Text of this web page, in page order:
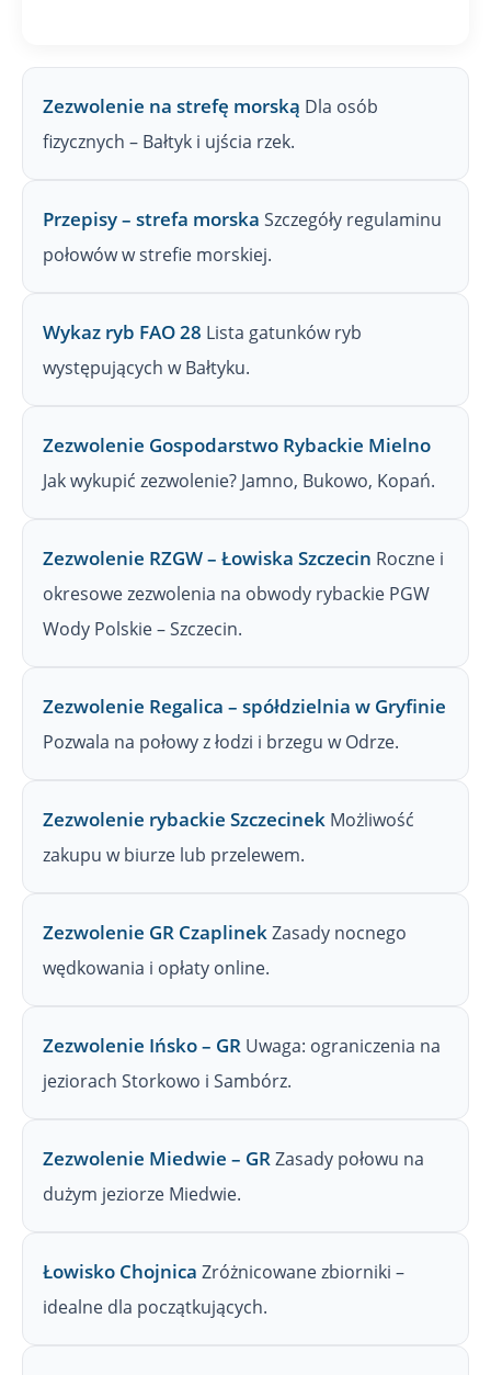
Zezwolenie na strefę morską Dla osób
fizycznych – Bałtyk i ujścia rzek.
Przepisy – strefa morska Szczegóły regulaminu
połowów w strefie morskiej.
Wykaz ryb FAO 28 Lista gatunków ryb
występujących w Bałtyku.
Zezwolenie Gospodarstwo Rybackie Mielno
Jak wykupić zezwolenie? Jamno, Bukowo, Kopań.
Zezwolenie RZGW – Łowiska Szczecin Roczne i
okresowe zezwolenia na obwody rybackie PGW
Wody Polskie – Szczecin.
Zezwolenie Regalica – spółdzielnia w Gryfinie
Pozwala na połowy z łodzi i brzegu w Odrze.
Zezwolenie rybackie Szczecinek Możliwość
zakupu w biurze lub przelewem.
Zezwolenie GR CzaplinekZasady nocnego
wędkowania i opłaty online.
Zezwolenie Ińsko – GR Uwaga: ograniczenia na
jeziorach Storkowo i Sambórz.
Zezwolenie Miedwie – GRZasady połowu na
dużym jeziorze Miedwie.
Łowisko Chojnica Zróżnicowane zbiorniki –
idealne dla początkujących.